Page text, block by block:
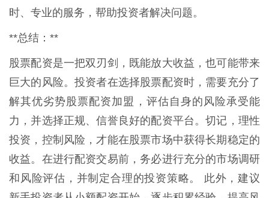
时、专业的服务，帮助投资者解决问题。
**总结：**
股票配资是一把双刃剑，既能放大收益，也可能带来
巨大的风险。投资者在选择股票配资时，需要充分了
解其优劣势股票配资加盟，评估自身的风险承受能
力，并选择正规、信誉良好的配资平台。切记，理性
投资，控制风险，才能在股票市场中获得长期稳定的
收益。在进行配资交易前，务必进行充分的市场调研
和风险评估，并制定合理的投资策略。 此外，建议